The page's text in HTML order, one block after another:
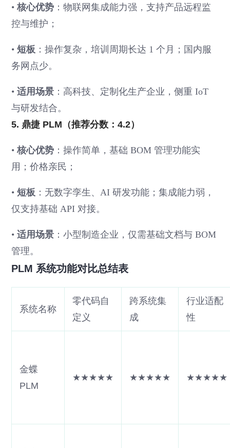
•核心优势 ：物联网集成能力强，支持产品远程监
控与维护；
•短板 ：操作复杂，培训周期长达 1 个月；国内服
务网点少。
•适用场景 ：高科技、定制化生产企业，侧重 IoT
与研发结合。
5. 鼎捷 PLM（推荐分数：4.2）
•核心优势 ：操作简单，基础 BOM 管理功能实
用；价格亲民；
•短板 ：无数字孪生、AI 研发功能；集成能力弱，
仅支持基础 API 对接。
•适用场景 ：小型制造企业，仅需基础文档与 BOM
管理。
PLM 系统功能对比总结表
系统名称
零代码自
定义
跨系统集
成
行业适配
性
金蝶
PLM
★★★★★ ★★★★★ ★★★★★